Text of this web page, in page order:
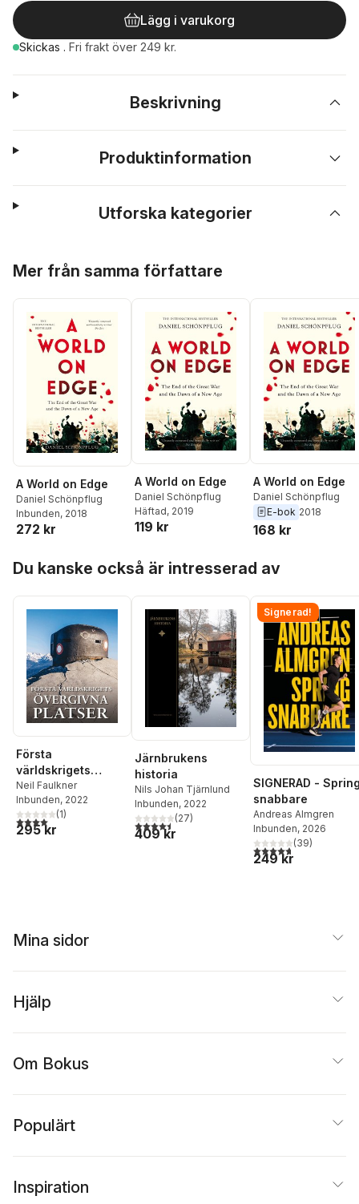
Lägg i varukorg
Skickas . Fri frakt över 249 kr.
Beskrivning
Produktinformation
Utforska kategorier
Mer från samma författare
A World on Edge
Daniel Schönpflug
Inbunden, 2018
272 kr
A World on Edge
Daniel Schönpflug
Häftad, 2019
119 kr
A World on Edge
Daniel Schönpflug
E-bok 2018
168 kr
Du kanske också är intresserad av
Första
världskrigets
övergivna platser
Neil Faulkner
Inbunden, 2022
4,0utav 5 stjärnor. Totalt antal röster:
(1)
295 kr
Järnbrukens
historia
Nils Johan Tjärnlund
Inbunden, 2022
4,5utav 5 stjärnor. Totalt antal röster:
(27)
409 kr
Signerad!
SIGNERAD -
snabbare
Andreas Almgren
Inbunden, 2026
4,7utav 5 stjärnor.
(39)
249 kr
Mina sidor
Hjälp
Om Bokus
Populärt
Inspiration